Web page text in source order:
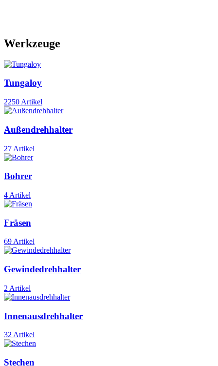
Werkzeuge
Tungaloy
2250 Artikel
Außendrehhalter
27 Artikel
Bohrer
4 Artikel
Fräsen
69 Artikel
Gewindedrehhalter
2 Artikel
Innenausdrehhalter
32 Artikel
Stechen